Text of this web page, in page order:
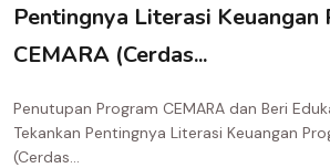
Pentingnya Literasi Keuangan
CEMARA (Cerdas...
Penutupan Program CEMARA dan Beri
Tekankan Pentingnya Literasi Keuangan
(Cerdas...